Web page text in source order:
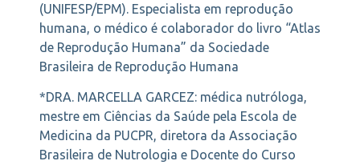
(UNIFESP/EPM). Especialista em reprodução
humana, o médico é colaborador do livro “Atlas
de Reprodução Humana” da Sociedade
Brasileira de Reprodução Humana
*DRA. MARCELLA GARCEZ: médica nutróloga,
mestre em Ciências da Saúde pela Escola de
Medicina da PUCPR, diretora da Associação
Brasileira de Nutrologia e Docente do Curso